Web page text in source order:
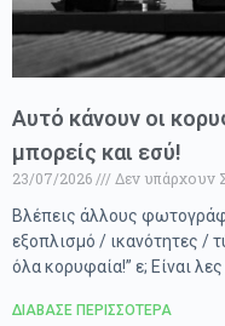
Αυτό κάνουν οι
μπορείς και εσύ!
23/07/2026
Δεν υπάρχουν
Βλέπεις άλλους
εξοπλισμό / ικανότητες /
όλα κορυφαία!” ε; Είναι λες
ΔΙΑΒΑΣΕ ΠΕΡΙΣΣΟΤΕΡΑ